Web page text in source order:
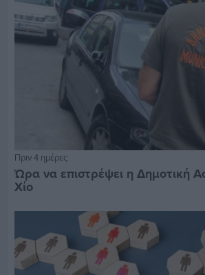
Πριν 4 ημέρες
Ώρα να επιστρέψει η Δημοτική
Χίο